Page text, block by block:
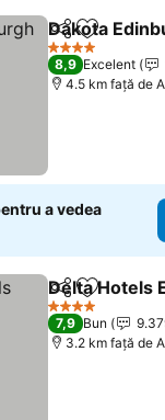
DistribuițiAdăugaţi
Dakota
4 Stele
8,9 Excelent
4.5 km faţă de
a vedea
DistribuițiAdăugaţi
Delta Hotels
4 Stele
7,9 Bun
3.2 km faţă de